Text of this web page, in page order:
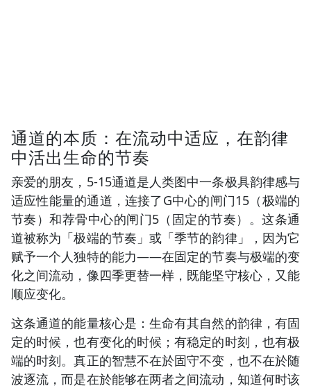
通道的本质：在流动中适应，在韵律
中活出生命的节奏
亲爱的朋友，5-15通道是人类图中一条极具韵律感与
适应性能量的通道，连接了G中心的闸门15（极端的
节奏）和荐骨中心的闸门5（固定的节奏）。这条通
道被称为「极端的节奏」或「季节的韵律」，因为它
赋予一个人独特的能力——在固定的节奏与极端的变
化之间流动，像四季更替一样，既能坚守核心，又能
顺应变化。
这条通道的能量核心是：生命有其自然的韵律，有固
定的时候，也有变化的时候；有稳定的时刻，也有极
端的时刻。真正的智慧不在於固守不变，也不在於随
波逐流，而是在於能够在两者之间流动，知道何时该